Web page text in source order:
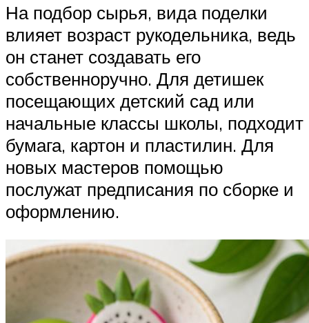
На подбор сырья, вида поделки
влияет возраст рукодельника, ведь
он станет создавать его
собственноручно. Для детишек
посещающих детский сад или
начальные классы школы, подходит
бумага, картон и пластилин. Для
новых мастеров помощью
послужат предписания по сборке и
оформлению.